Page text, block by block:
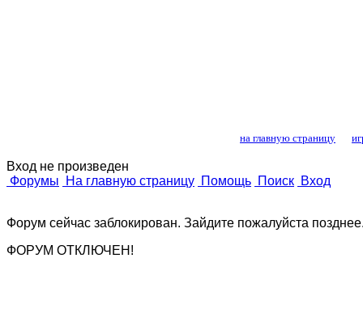
на главную страницу
Вход не произведен
Форумы
На главную страницу Помощь Поиск Вход
Форум сейчас заблокирован. Зайдите пожалуйста
ФОРУМ ОТКЛЮЧЕН!